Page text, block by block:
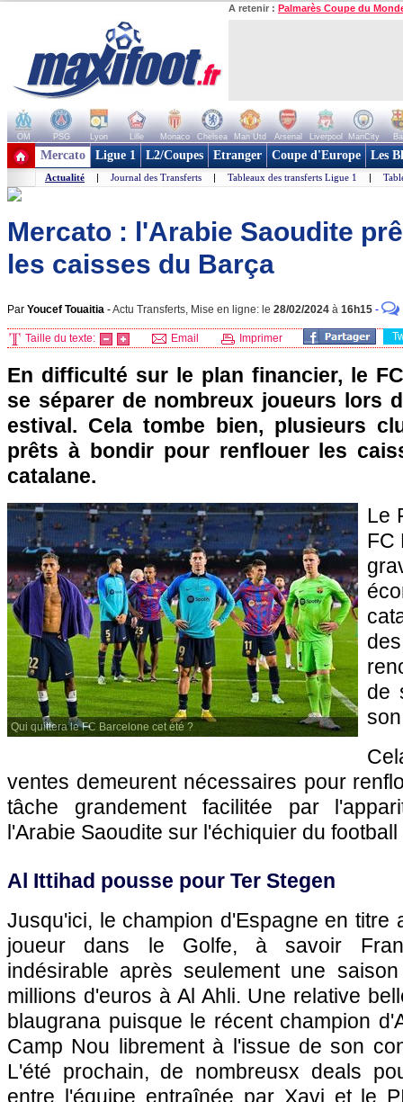
A retenir : Palmarès Coupe du
OM PSG Lyon Lille Monaco Chelsea Man Utd Arsenal Liverpool ManCity
+ de clubs
Mercato Ligue 1 L2/Coupes Etranger Coupe d'Europe Les
Actualité | Journal des Transferts | Tableaux des transferts Ligue 1 |
Mercato : l'Arabie Saoudite
les caisses du Barça
Par Youcef Touaitia -Actu Transferts, Mise en ligne: le 28/02/2024 à 16h15 -
Taille du texte: Email Imprimer
En difficulté sur le plan financier, le
se séparer de nombreux joueurs lors
estival. Cela tombe bien, plusieurs
prêts à bondir pour renflouer les
catalane.
Qui quittera le FC Barcelone cet été ?
Le
FC
de
ventes demeurent nécessaires pour
tâche grandement facilitée par
l'Arabie Saoudite sur l'échiquier du
Al Ittihad pousse pour Ter Stegen
Jusqu'ici, le champion d'Espagne en titre
joueur dans le Golfe, à savoir
indésirable après seulement une
millions d'euros à Al Ahli. Une relative
blaugrana puisque le récent champion
Camp Nou librement à l'issue de son
L'été prochain, de nombreusx deals
entre l'équipe entraînée par Xavi et le